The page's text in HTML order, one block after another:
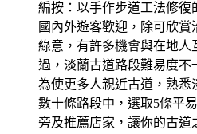
編按：以手作步道工法修復
國內外遊客歡迎，除可欣
綠意，有許多機會與在地人
過，淡蘭古道路段難易度不
為使更多人親近古道，熟悉
數十條路段中，選取5條平
旁及推薦店家，讓你的古道